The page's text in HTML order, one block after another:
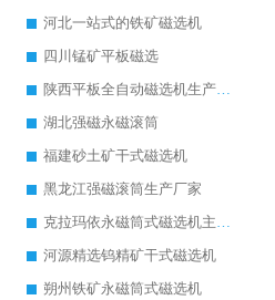
河北一站式的铁矿磁选机
四川锰矿平板磁选
陕西平板全自动磁选机生产厂家
湖北强磁永磁滚筒
福建砂土矿干式磁选机
黑龙江强磁滚筒生产厂家
克拉玛依永磁筒式磁选机主要技术参数
河源精选钨精矿干式磁选机
朔州铁矿永磁筒式磁选机